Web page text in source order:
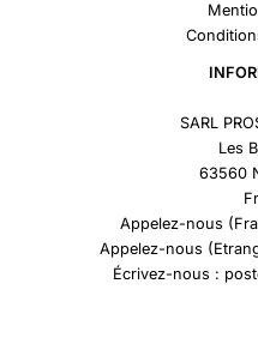
SARL
Les
63560
Appelez-nous
Appelez-nous
Écrivez-nous :